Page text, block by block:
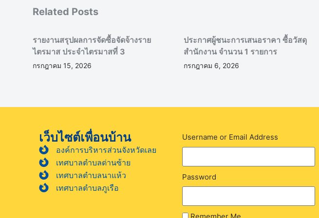
Related Posts
รายงานสรุปผลการจัดซื้อจัดจ้างราย
ไตรมาส ประจำไตรมาสที่ 3
กรกฎาคม 15, 2026
ประกาศผู้ชนะการเสนอราคา ซื้อวัสดุ
สำนักงาน จำนวน 1 รายการ
กรกฎาคม 6, 2026
เว็บไซต์เพื่อนบ้าน
องค์การบริหารส่วนจังหวัดเลย
เทศบาลตำบลด่านซ้าย
เทศบาลตำบลนาแห้ว
เทศบาลตำบลภูเรือ
Username or Email Address
Password